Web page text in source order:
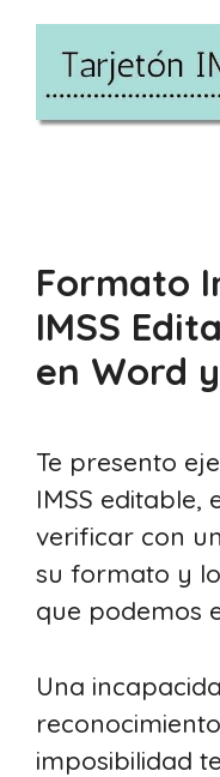
Saltar
contenido
Formato
IMSS
en Word
Te presento
IMSS editable,
verificar con
su formato y
que podemos
Una
imposibilidad